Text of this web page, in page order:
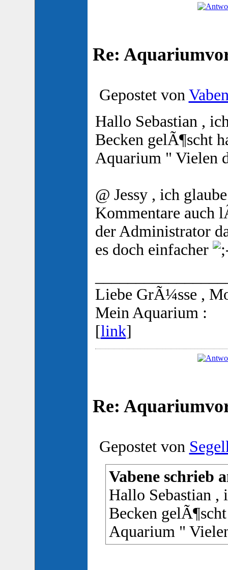
Re:
Gepostet von
Hallo Sebastian ,
Becken gelÃ¶scht
Aquarium " Vielen
@ Jessy , ich
Kommentare auch
der Administrator
es doch einfacher
Liebe GrÃ¼sse ,
Mein Aquarium :
[link]
Re:
Gepostet von
Vabene schrieb
Hallo Sebastian ,
Becken
Aquarium "